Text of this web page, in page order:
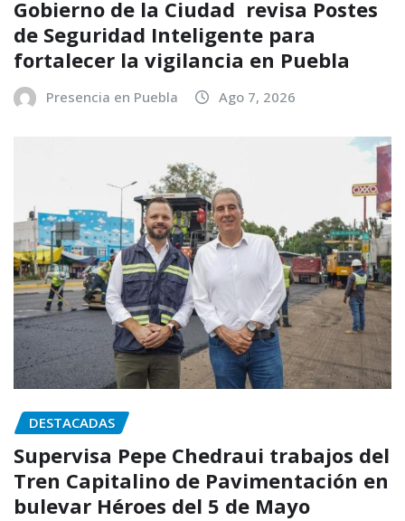
Gobierno de la Ciudad revisa Postes
de Seguridad Inteligente para
fortalecer la vigilancia en Puebla
Presencia en Puebla Ago 7, 2026
DESTACADAS
Supervisa Pepe Chedraui trabajos del
Tren Capitalino de Pavimentación en
bulevar Héroes del 5 de Mayo